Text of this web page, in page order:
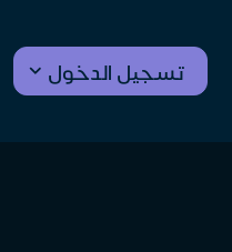
تسجيل الدخول